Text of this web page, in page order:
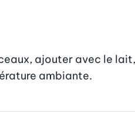
ajouter avec le lait,
ambiante.